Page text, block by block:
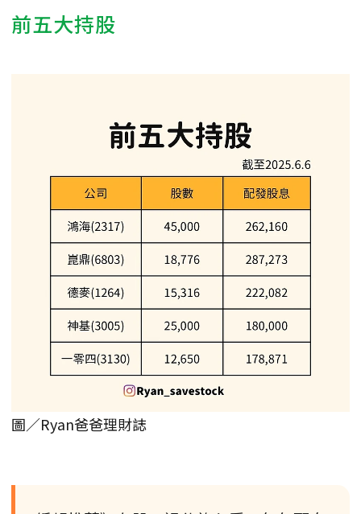
前五大持股
圖／Ryan爸爸理財誌